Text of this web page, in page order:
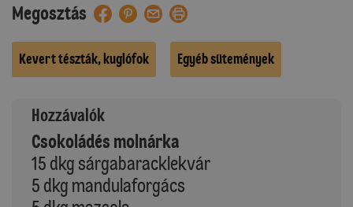
Megosztás
Kevert tészták, kuglófok Egyéb sütemények
Hozzávalók
Csokoládés molnárka
15 dkg sárgabaracklekvár
5 dkg mandulaforgács